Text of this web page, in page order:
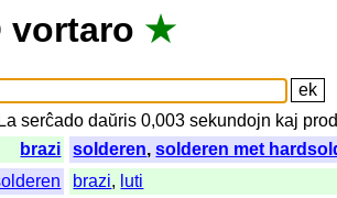
vortaro ★
La serĉado daŭris 0,003sekundojn kaj
brazi
solderen,solderen met
brazi, luti